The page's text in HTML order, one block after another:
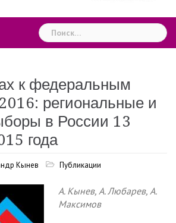
Найти:
к федеральным
региональные и
в России 13
года
Кынев Публикации
А. Кынев, А. Любарев, А.
Максимов